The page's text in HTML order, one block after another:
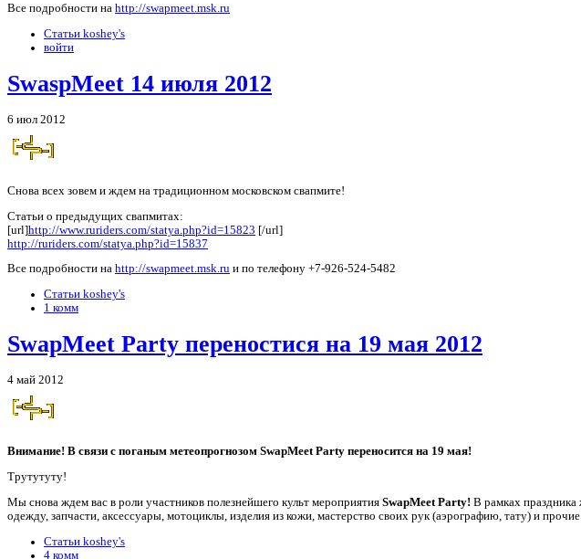
Все подробности на http://swapmeet.msk.ru
Статьи koshey's
войти
SwaspMeet 14 июля 2012
6 июл 2012
Снова всех зовем и ждем на традиционном московском свапмите!
Статьи о предыдущих свапмитах:
[url]http://www.ruriders.com/statya.php?id=15823 [/url]
http://ruriders.com/statya.php?id=15837
Все подробности на http://swapmeet.msk.ru и по телефону +7-926-524-5482
Статьи koshey's
1 комм
SwapMeet Party переностися на 19 мая 2012
4 май 2012
Внимание! В связи с поганым метеопрогнозом SwapMeet Party переносится на 19 мая!
Трутутуту!
Мы снова ждем вас в роли участников полезнейшего культ мероприятия SwapMeet Party! В рамках
одежду, запчасти, аксессуары, мотоциклы, изделия из кожи, мастерство своих рук (аэрографию, тату) и
Статьи koshey's
4 комм